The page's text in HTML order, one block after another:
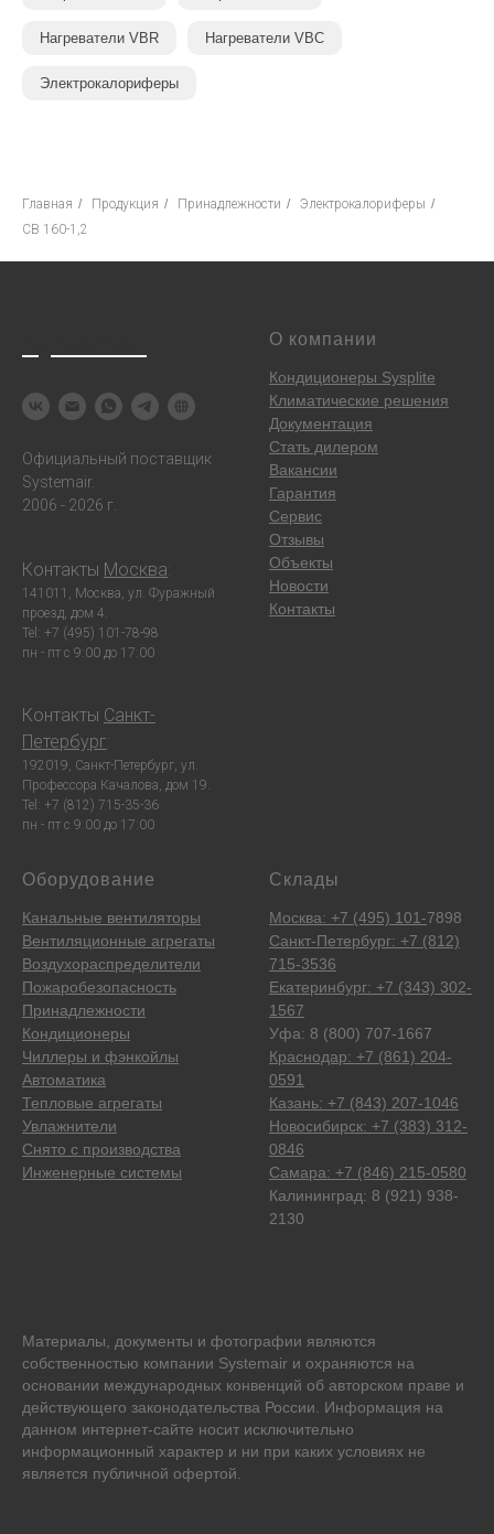
Нагреватели VBR Нагреватели VBC
Электрокалориферы
Главная / Продукция / Принадлежности / Электрокалориферы /
CB 160-1,2
Официальный поставщик
Systemair.
2006 - 2026 г.
Контакты Москва
141011, Москва, ул. Фуражный
проезд, дом 4.
Tel: +7 (495) 101-78-98
пн - пт с 9:00 до 17:00
Контакты Санкт-
Петербург
192019, Санкт-Петербург, ул.
Профессора Качалова, дом 19.
Tel: +7 (812) 715-35-36
пн - пт с 9:00 до 17:00
О компании
Кондиционеры Sysplite
Климатические решения
Документация
Стать дилером
Вакансии
Гарантия
Сервис
Отзывы
Объекты
Новости
Контакты
Оборудование
Канальные вентиляторы
Вентиляционные агрегаты
Воздухораспределители
Пожаробезопасность
Принадлежности
Кондиционеры
Чиллеры и фэнкойлы
Автоматика
Тепловые агрегаты
Увлажнители
Снято с производства
Инженерные системы
Склады
Москва: +7 (495) 101-7898
Санкт-Петербург: +7 (812)
715-3536
Екатеринбург: +7 (343) 302-
1567
Уфа: 8 (800) 707-1667
Краснодар: +7 (861) 204-
0591
Казань: +7 (843) 207-1046
Новосибирск: +7 (383) 312-
0846
Самара: +7 (846) 215-0580
Калининград: 8 (921) 938-
2130
Материалы, документы и фотографии являются
собственностью компании Systemair и охраняются на
основании международных конвенций об авторском праве и
действующего законодательства России. Информация на
данном интернет-сайте носит исключительно
информационный характер и ни при каких условиях не
является публичной офертой.